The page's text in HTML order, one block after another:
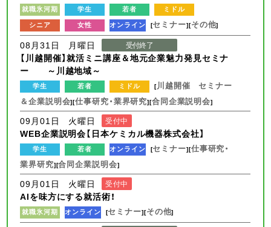
就職氷河期 学生 若者
ミドル
シニア
女性 オンライン [セミナー][その他]
08月31日 月曜日 受付終了
【川越開催】就活ミニ講座＆地元企業魅力発見セミナ
ー ～川越地域～
学生 若者 ミドル [川越開催 セミナー
＆企業説明会][仕事研究・業界研究][合同企業説明会]
09月01日 火曜日 受付中
WEB企業説明会【日本ケミカル機器株式会社】
学生 若者 オンライン [セミナー][仕事研究・
業界研究][合同企業説明会]
09月01日 火曜日 受付中
AIを味方にする就活術！
就職氷河期 オンライン [セミナー][その他]